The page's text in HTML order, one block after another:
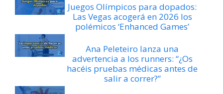
Juegos Olímpicos para dopados:
Las Vegas acogerá en 2026 los
polémicos ‘Enhanced Games’
Ana Peleteiro lanza una
advertencia a los runners: “¿Os
hacéis pruebas médicas antes de
salir a correr?”